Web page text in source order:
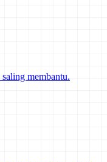
membantu.